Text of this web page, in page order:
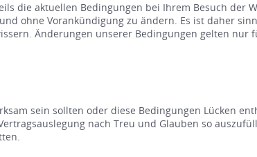
die aktuellen Bedingungen bei Ihrem Besuch der
ohne Vorankündigung zu ändern. Es ist daher
Änderungen unserer Bedingungen gelten
sein sollten oder diese Bedingungen Lücken
nach Treu und Glauben so